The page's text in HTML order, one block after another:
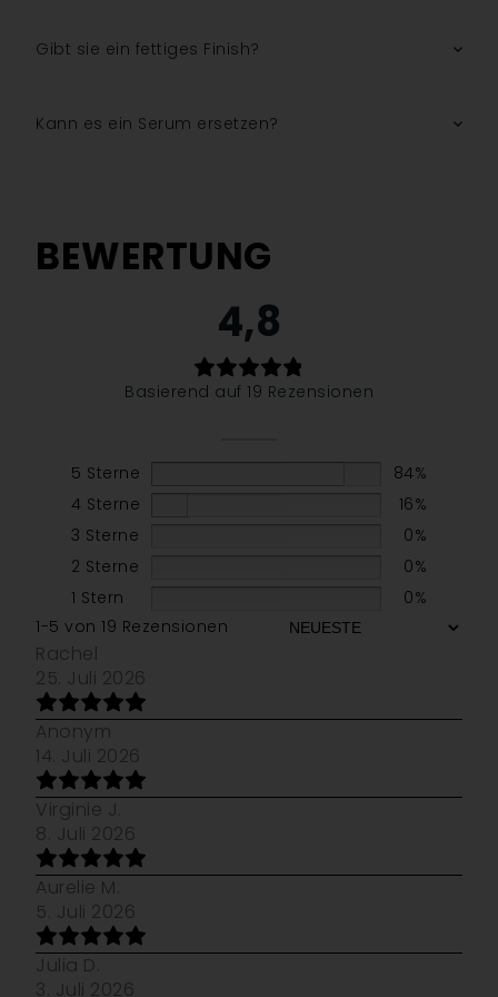
Gibt sie ein fettiges Finish?
Kann es ein Serum ersetzen?
BEWERTUNG
4,8
Basierend auf 19 Rezensionen
5 Sterne
84%
4 Sterne
16%
3 Sterne
0%
2 Sterne
0%
1 Stern
0%
1-5 von 19 Rezensionen
Rachel
25. Juli 2026
Anonym
14. Juli 2026
Virginie J.
8. Juli 2026
Aurelie M.
5. Juli 2026
Julia D.
3. Juli 2026